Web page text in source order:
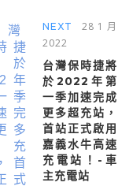
NEXT
28 1 月
2022
台灣保時捷將
於2022年第
一季加速完成
更多超充站，
首站正式啟用
嘉義水牛高速
充電站！-車
主充電站